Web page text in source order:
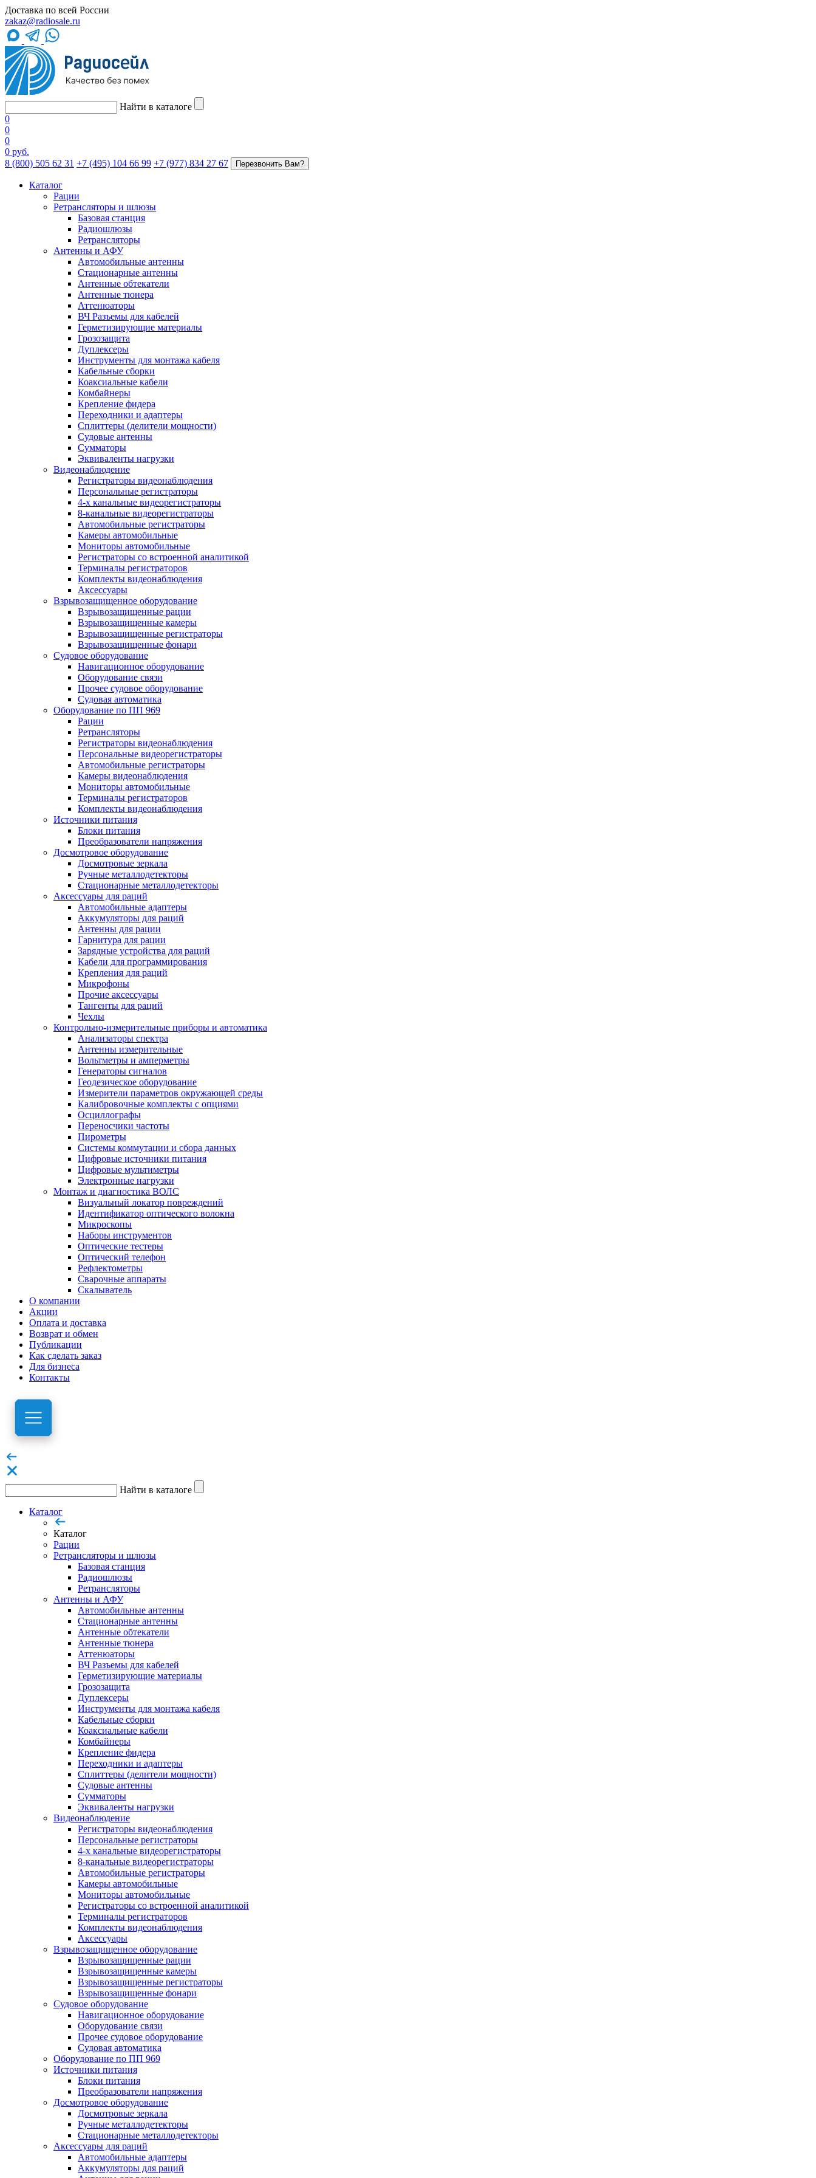
Доставка по всей России
zakaz@radiosale.ru
Найти в каталоге
0
0
0
0 руб.
8 (800) 505 62 31 +7 (495) 104 66 99 +7 (977) 834 27 67 Перезвонить Вам?
Каталог
Рации
Ретрансляторы и шлюзы
Базовая станция
Радиошлюзы
Ретрансляторы
Антенны и АФУ
Автомобильные антенны
Стационарные антенны
Антенные обтекатели
Антенные тюнера
Аттенюаторы
ВЧ Разъемы для кабелей
Герметизирующие материалы
Грозозащита
Дуплексеры
Инструменты для монтажа кабеля
Кабельные сборки
Коаксиальные кабели
Комбайнеры
Крепление фидера
Переходники и адаптеры
Сплиттеры (делители мощности)
Судовые антенны
Сумматоры
Эквиваленты нагрузки
Видеонаблюдение
Регистраторы видеонаблюдения
Персональные регистраторы
4-х канальные видеорегистраторы
8-канальные видеорегистраторы
Автомобильные регистраторы
Камеры автомобильные
Мониторы автомобильные
Регистраторы со встроенной аналитикой
Терминалы регистраторов
Комплекты видеонаблюдения
Аксессуары
Взрывозащищенное оборудование
Взрывозащищенные рации
Взрывозащищенные камеры
Взрывозащищенные регистраторы
Взрывозащищенные фонари
Судовое оборудование
Навигационное оборудование
Оборудование связи
Прочее судовое оборудование
Судовая автоматика
Оборудование по ПП 969
Рации
Ретрансляторы
Регистраторы видеонаблюдения
Персональные видеорегистраторы
Автомобильные регистраторы
Камеры видеонаблюдения
Мониторы автомобильные
Терминалы регистраторов
Комплекты видеонаблюдения
Источники питания
Блоки питания
Преобразователи напряжения
Досмотровое оборудование
Досмотровые зеркала
Ручные металлодетекторы
Стационарные металлодетекторы
Аксессуары для раций
Автомобильные адаптеры
Аккумуляторы для раций
Антенны для рации
Гарнитура для рации
Зарядные устройства для раций
Кабели для программирования
Крепления для раций
Микрофоны
Прочие аксессуары
Тангенты для раций
Чехлы
Контрольно-измерительные приборы и автоматика
Анализаторы спектра
Антенны измерительные
Вольтметры и амперметры
Генераторы сигналов
Геодезическое оборудование
Измерители параметров окружающей среды
Калибровочные комплекты с опциями
Осциллографы
Переносчики частоты
Пирометры
Системы коммутации и сбора данных
Цифровые источники питания
Цифровые мультиметры
Электронные нагрузки
Монтаж и диагностика ВОЛС
Визуальный локатор повреждений
Идентификатор оптического волокна
Микроскопы
Наборы инструментов
Оптические тестеры
Оптический телефон
Рефлектометры
Сварочные аппараты
Скалыватель
О компании
Акции
Оплата и доставка
Возврат и обмен
Публикации
Как сделать заказ
Для бизнеса
Контакты
Найти в каталоге
Каталог
Каталог
Рации
Ретрансляторы и шлюзы
Базовая станция
Радиошлюзы
Ретрансляторы
Антенны и АФУ
Автомобильные антенны
Стационарные антенны
Антенные обтекатели
Антенные тюнера
Аттенюаторы
ВЧ Разъемы для кабелей
Герметизирующие материалы
Грозозащита
Дуплексеры
Инструменты для монтажа кабеля
Кабельные сборки
Коаксиальные кабели
Комбайнеры
Крепление фидера
Переходники и адаптеры
Сплиттеры (делители мощности)
Судовые антенны
Сумматоры
Эквиваленты нагрузки
Видеонаблюдение
Регистраторы видеонаблюдения
Персональные регистраторы
4-х канальные видеорегистраторы
8-канальные видеорегистраторы
Автомобильные регистраторы
Камеры автомобильные
Мониторы автомобильные
Регистраторы со встроенной аналитикой
Терминалы регистраторов
Комплекты видеонаблюдения
Аксессуары
Взрывозащищенное оборудование
Взрывозащищенные рации
Взрывозащищенные камеры
Взрывозащищенные регистраторы
Взрывозащищенные фонари
Судовое оборудование
Навигационное оборудование
Оборудование связи
Прочее судовое оборудование
Судовая автоматика
Оборудование по ПП 969
Источники питания
Блоки питания
Преобразователи напряжения
Досмотровое оборудование
Досмотровые зеркала
Ручные металлодетекторы
Стационарные металлодетекторы
Аксессуары для раций
Автомобильные адаптеры
Аккумуляторы для раций